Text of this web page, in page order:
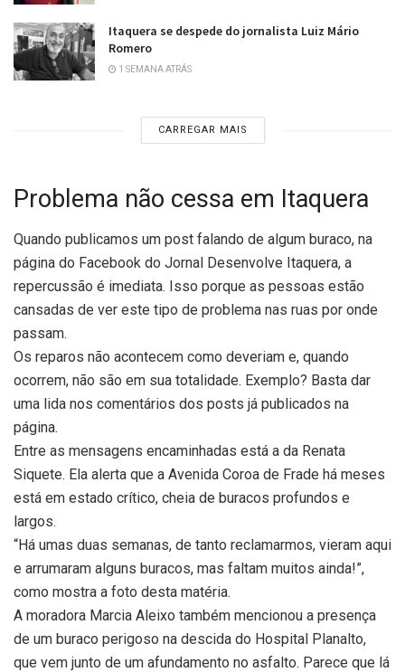
Itaquera se despede do jornalista Luiz Mário
Romero
1 SEMANA ATRÁS
CARREGAR MAIS
Problema não cessa em Itaquera
Quando publicamos um post falando de algum buraco, na
página do Facebook do Jornal Desenvolve Itaquera, a
repercussão é imediata. Isso porque as pessoas estão
cansadas de ver este tipo de problema nas ruas por onde
passam.
Os reparos não acontecem como deveriam e, quando
ocorrem, não são em sua totalidade. Exemplo? Basta dar
uma lida nos comentários dos posts já publicados na
página.
Entre as mensagens encaminhadas está a da Renata
Siquete. Ela alerta que a Avenida Coroa de Frade há meses
está em estado crítico, cheia de buracos profundos e
largos.
“Há umas duas semanas, de tanto reclamarmos, vieram aqui
e arrumaram alguns buracos, mas faltam muitos ainda!”,
como mostra a foto desta matéria.
A moradora Marcia Aleixo também mencionou a presença
de um buraco perigoso na descida do Hospital Planalto,
que vem junto de um afundamento no asfalto. Parece que lá